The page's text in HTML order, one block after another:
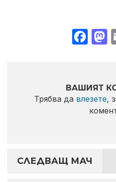
ВАШИЯТ
Трябва да влезете,
СЛЕДВАЩ МАЧ